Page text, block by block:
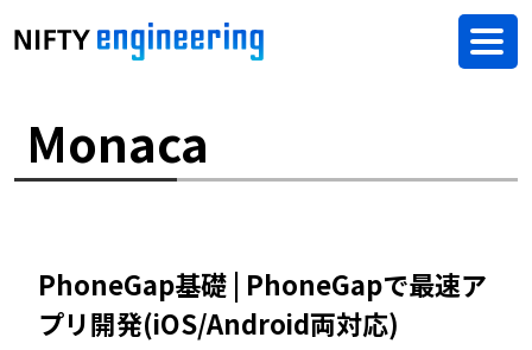
Monaca
PhoneGap基礎 | PhoneGapで最速ア
プリ開発(iOS/Android両対応)